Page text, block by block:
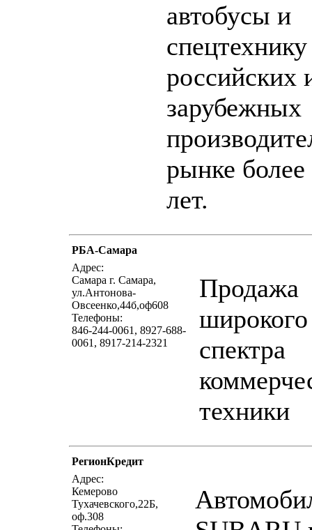
автобусы и
спецтехнику
российских
зарубежных
рынке более
лет.
РБА-Самара
Адрес:
Самара г. Самара,
ул.Антонова-
Овсеенко,44б,оф608
Телефоны:
846-244-0061, 8927-688-
0061, 8917-214-2321
Продажа
широкого
спектра
техники
РегионКредит
Адрес:
Кемерово
Тухачевского,22Б,
оф.308